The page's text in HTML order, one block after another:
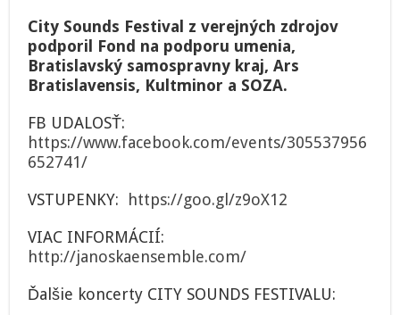
City Sounds Festival z verejných zdrojov
podporil Fond na podporu umenia,
Bratislavský samospravny kraj, Ars
Bratislavensis, Kultminor a SOZA.
FB UDALOSŤ:
https://www.facebook.com/events/305537956
652741/
VSTUPENKY:
https://goo.gl/z9oX12
VIAC INFORMÁCIÍ:
http://janoskaensemble.com/
Ďalšie koncerty CITY SOUNDS FESTIVALU: